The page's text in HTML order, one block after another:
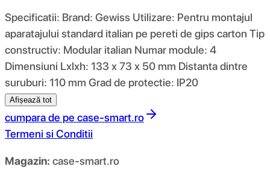
Specificatii: Brand: Gewiss Utilizare: Pentru montajul
aparatajului standard italian pe pereti de gips carton Tip
constructiv: Modular italian Numar module: 4
Dimensiuni Lxlxh: 133 x 73 x 50 mm Distanta dintre
suruburi: 110 mm Grad de protectie: IP20
Afișează tot
cumpara de pe case-smart.ro
Termeni si Conditii
Magazin: case-smart.ro